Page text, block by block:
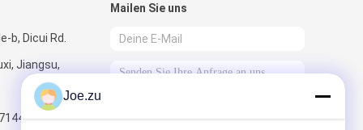
b, Dicui Rd.
Jiangsu,
Mailen Sie uns
Joe.zu